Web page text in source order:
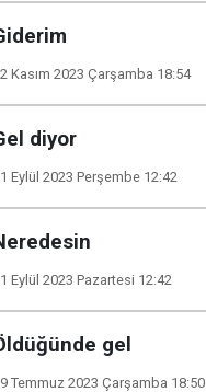
Kasım 2023 Çarşamba 18:54
diyor
Eylül 2023 Perşembe 12:42
Eylül 2023 Pazartesi 12:42
gel
Temmuz 2023 Çarşamba 18:50